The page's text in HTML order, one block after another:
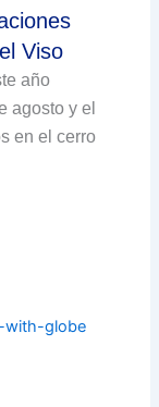
Viso
año
agosto y el
en el cerro